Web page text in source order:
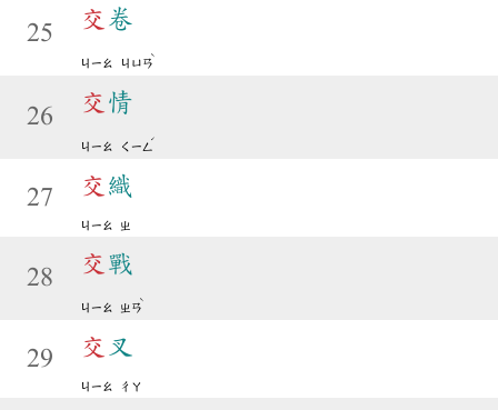
25
交 卷
ㄐㄧㄠ ㄐㄩㄢ
ˋ
26
交 情
ㄐㄧㄠ ㄑㄧㄥ
ˊ
27 交 織
ㄐㄧㄠ ㄓ
28
交 戰
ㄐㄧㄠ ㄓㄢ
ˋ
29 交 叉
ㄐㄧㄠ ㄔㄚ